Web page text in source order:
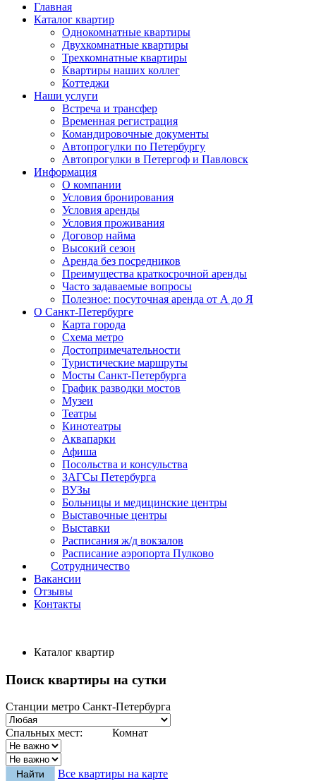
Главная
Каталог квартир
Однокомнатные квартиры
Двухкомнатные квартиры
Трехкомнатные квартиры
Квартиры наших коллег
Коттеджи
Наши услуги
Встреча и трансфер
Временная регистрация
Командировочные документы
Автопрогулки по Петербургу
Автопрогулки в Петергоф и Павловск
Информация
О компании
Условия бронирования
Условия аренды
Условия проживания
Договор найма
Высокий сезон
Аренда без посредников
Преимущества краткосрочной аренды
Часто задаваемые вопросы
Полезное: посуточная аренда от А до Я
О Санкт-Петербурге
Карта города
Схема метро
Достопримечательности
Туристические маршруты
Мосты Санкт-Петербурга
График разводки мостов
Музеи
Театры
Кинотеатры
Аквапарки
Афиша
Посольства и консульства
ЗАГСы Петербурга
ВУЗы
Больницы и медицинские центры
Выставочные центры
Выставки
Расписания ж/д вокзалов
Расписание аэропорта Пулково
Сотрудничество
Вакансии
Отзывы
Контакты
Каталог квартир
Поиск квартиры на сутки
Станции метро Санкт-Петербурга
Спальных мест: Комнат
Все квартиры на карте